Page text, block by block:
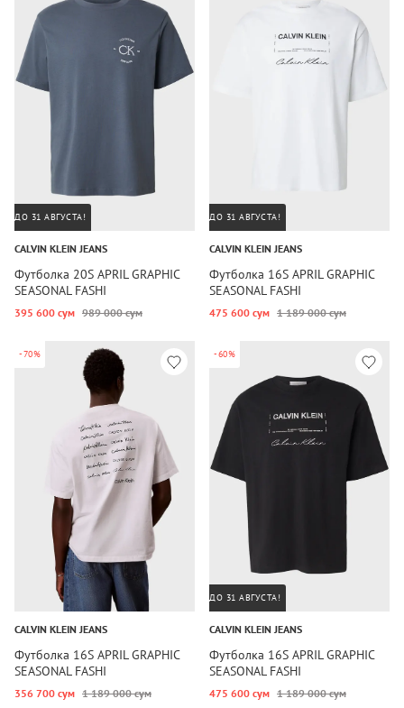
ДО 31 АВГУСТА!
CALVIN KLEIN JEANS
Футболка 20S APRIL GRAPHIC
SEASONAL FASHI
395 600 сум 989 000 сум
ДО 31 АВГУСТА!
CALVIN KLEIN JEANS
Футболка 16S APRIL GRAPHIC
SEASONAL FASHI
475 600 сум 1 189 000 сум
-70%
CALVIN KLEIN JEANS
Футболка 16S APRIL GRAPHIC
SEASONAL FASHI
356 700 сум 1 189 000 сум
-60%
ДО 31 АВГУСТА!
CALVIN KLEIN JEANS
Футболка 16S APRIL GRAPHIC
SEASONAL FASHI
475 600 сум 1 189 000 сум